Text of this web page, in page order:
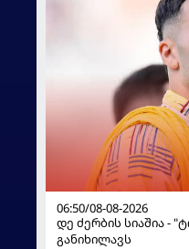
06:50/08-08-2026
დე ძერბის სიაშია -
განიხილავს